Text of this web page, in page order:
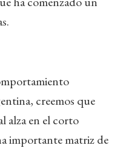
creemos que
alza en el corto
importante matriz de